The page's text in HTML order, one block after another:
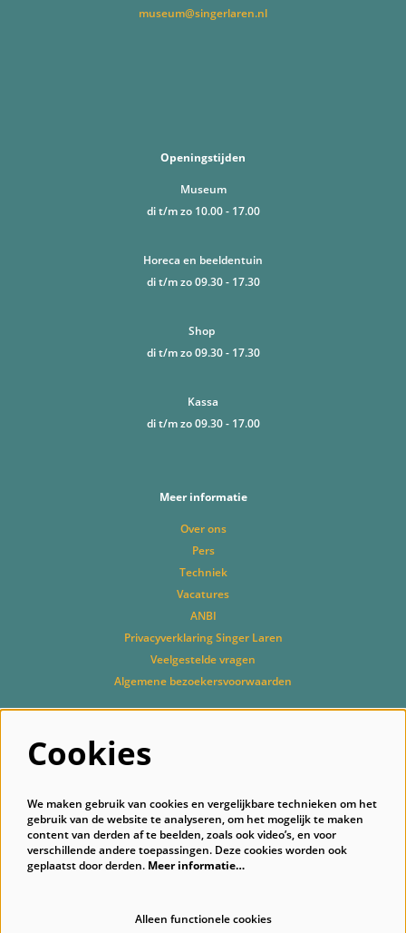
museum@singerlaren.nl
Openingstijden
Museum
di t/m zo 10.00 - 17.00
Horeca en beeldentuin
di t/m zo 09.30 - 17.30
Shop
di t/m zo 09.30 - 17.30
Kassa
di t/m zo 09.30 - 17.00
Meer informatie
Over ons
Pers
Techniek
Vacatures
ANBI
Privacyverklaring Singer Laren
Veelgestelde vragen
Algemene bezoekersvoorwaarden
Cookies
We maken gebruik van cookies en vergelijkbare technieken om het
gebruik van de website te analyseren, om het mogelijk te maken
content van derden af te beelden, zoals ook video’s, en voor
verschillende andere toepassingen. Deze cookies worden ook
geplaatst door derden. Meer informatie…
Alleen functionele cookies